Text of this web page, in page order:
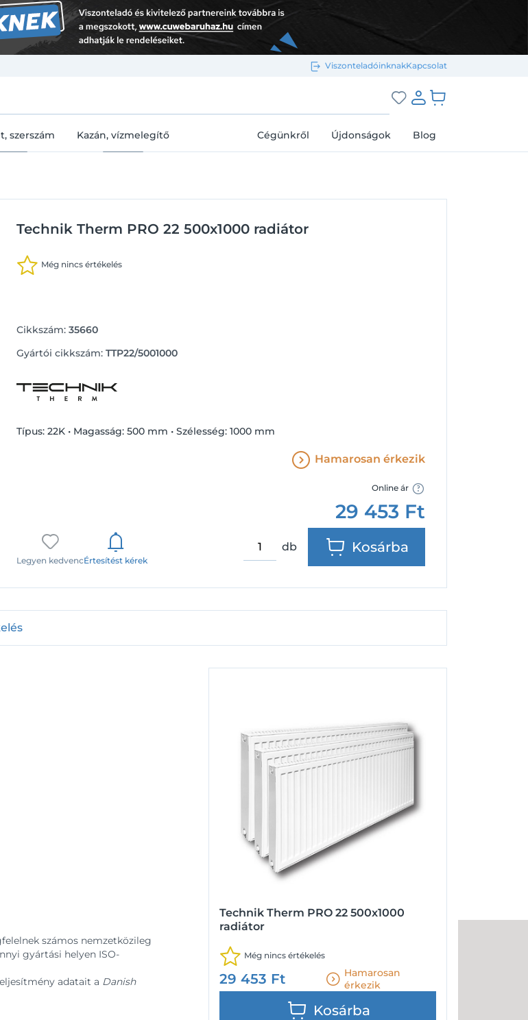
ViszonteladóinknakKapcsolat
Bejelentkezés e-mail-címmel
szerszám Kazán, vízmelegítő Cégünkről Újdonságok Blog
Technik Therm PRO 22 500x1000 radiátor
Még nincs értékelés
Cikkszám: 35660
Gyártói cikkszám: TTP22/5001000
Típus: 22K • Magasság: 500 mm • Szélesség: 1000 mm
Legyen kedvencÉrtesítést kérek
Hamarosan érkezik
Online ár
29 453 Ft
db Kosárba
Technik Therm PRO 22 500x1000
radiátor
Még nincs értékelés
29 453 Ft
Hamarosan
érkezik
Kosárba
számos nemzetközileg
gyártási helyen ISO-
adatait a Danish